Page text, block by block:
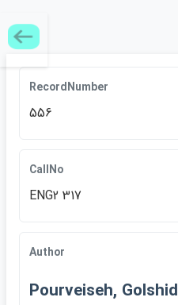
RecordNumber
556
CallNo
ENG2 317
Author
Pourveiseh, Golshid